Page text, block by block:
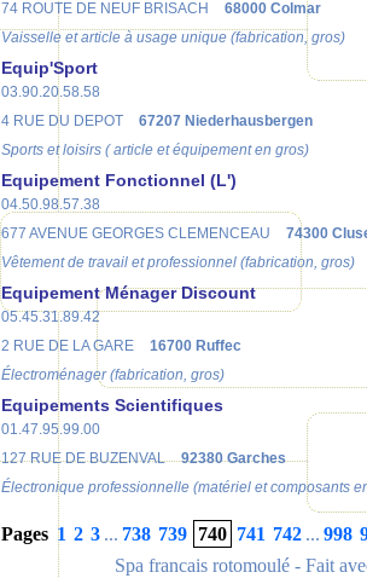
74 ROUTE DE NEUF BRISACH
68000 Colmar
Vaisselle et article à usage unique (fabrication, gros)
Equip'Sport
03.90.20.58.58
4 RUE DU DEPOT
67207 Niederhausbergen
Sports et loisirs ( article et équipement en gros)
Equipement Fonctionnel (L')
04.50.98.57.38
677 AVENUE GEORGES CLEMENCEAU
74300
Vêtement de travail et professionnel (fabrication, gros)
Equipement Ménager Discount
05.45.31.89.42
2 RUE DE LA GARE
16700 Ruffec
Électroménager (fabrication, gros)
Equipements Scientifiques
01.47.95.99.00
127 RUE DE BUZENVAL
92380 Garches
Électronique professionnelle (matériel et composants
Pages 1 2 3 ... 738 739 740 741 742 ... 998
Spa francais rotomoulé - Fait